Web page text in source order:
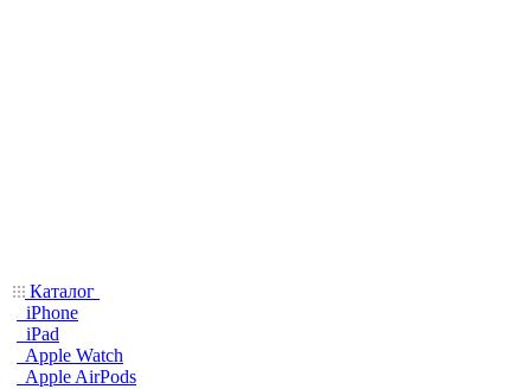
Каталог
iPhone
iPad
Apple Watch
Apple AirPods